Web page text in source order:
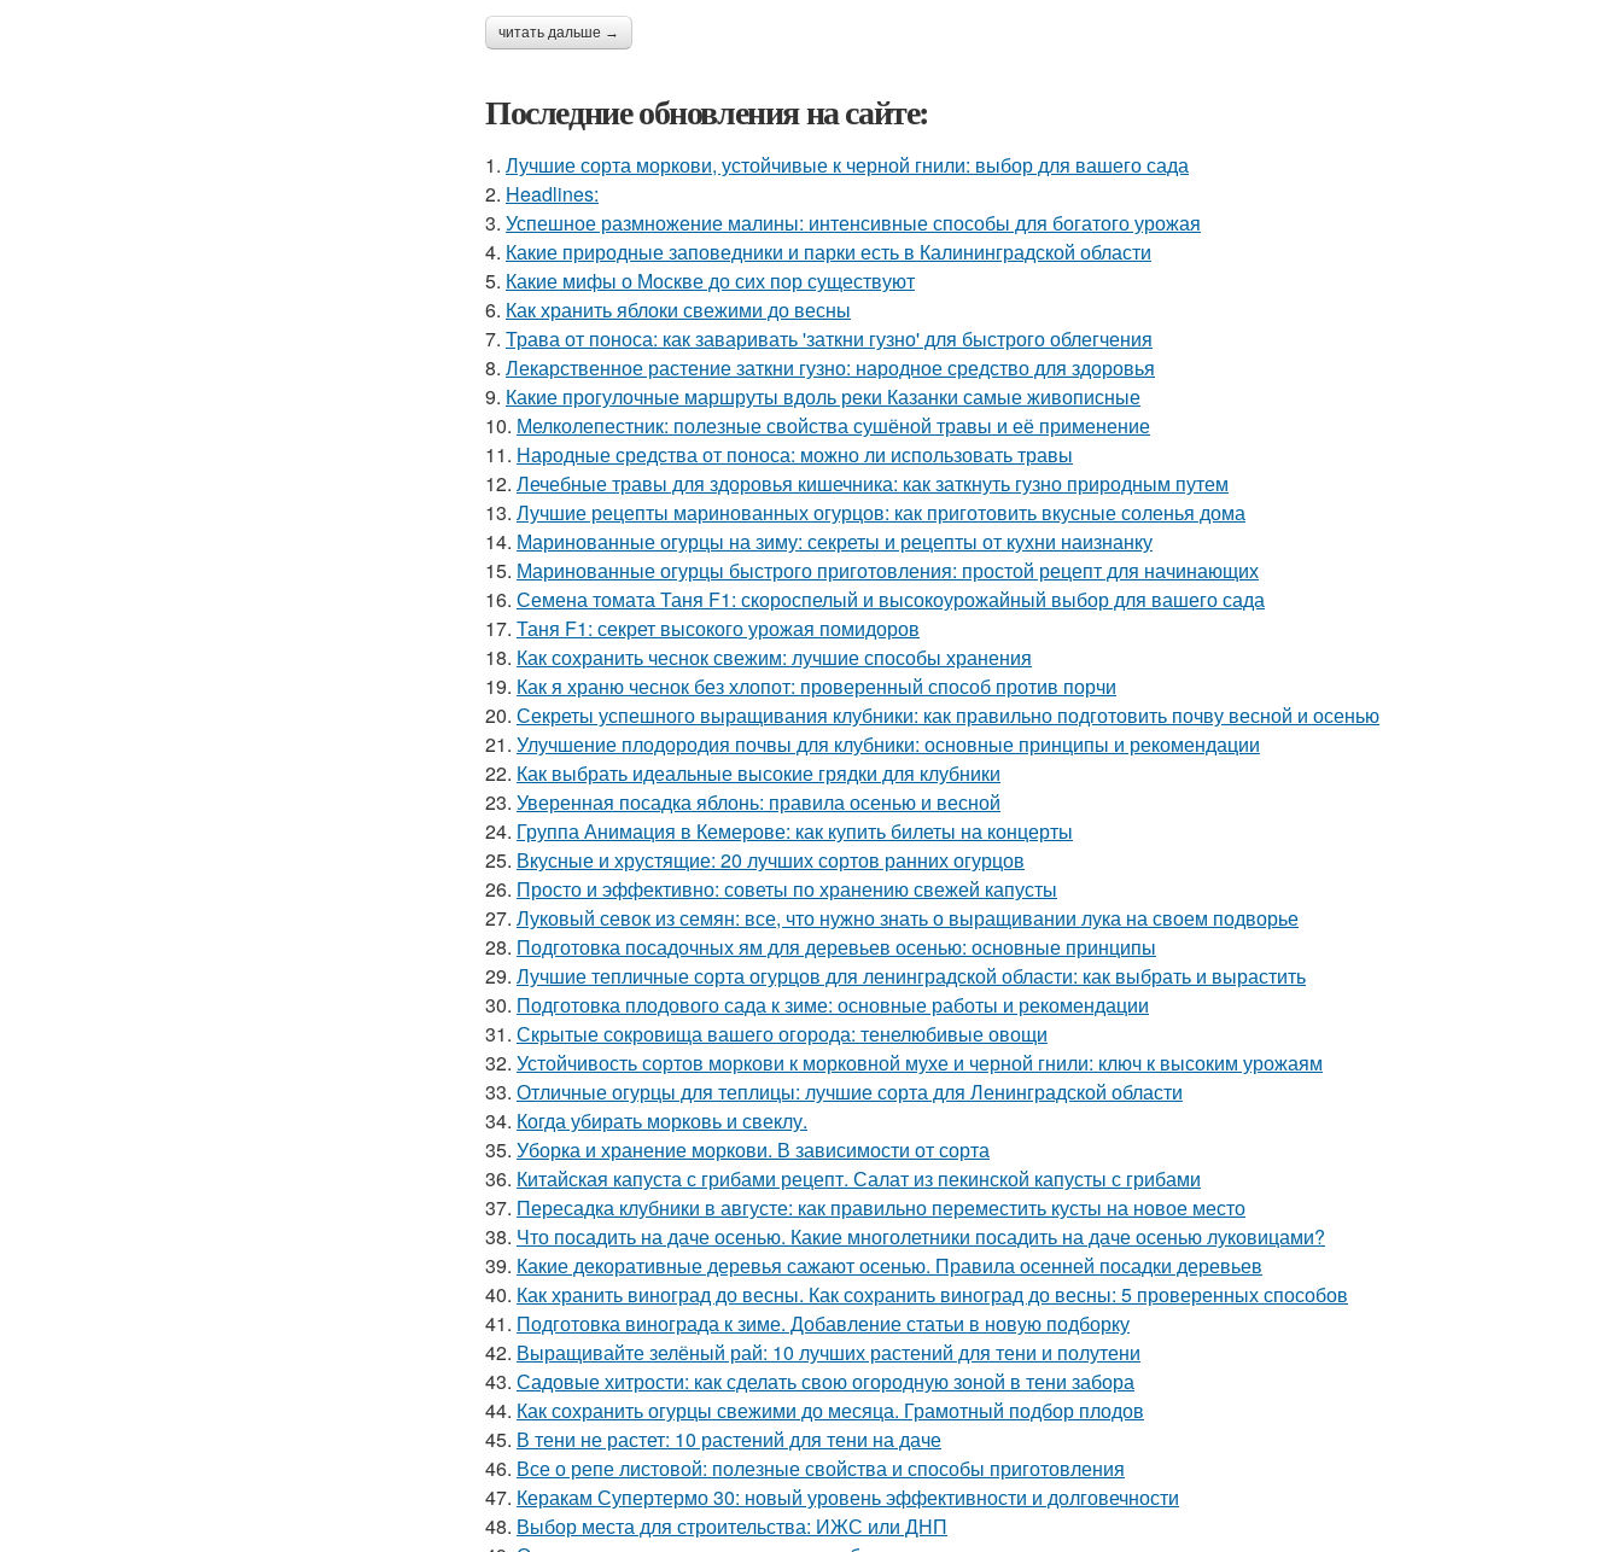
читать дальше →
Последние обновления на сайте:
1. Лучшие сорта моркови, устойчивые к черной гнили: выбор для вашего сада
2. Headlines:
3. Успешное размножение малины: интенсивные способы для богатого урожая
4. Какие природные заповедники и парки есть в Калининградской области
5. Какие мифы о Москве до сих пор существуют
6. Как хранить яблоки свежими до весны
7. Трава от поноса: как заваривать 'заткни гузно' для быстрого облегчения
8. Лекарственное растение заткни гузно: народное средство для здоровья
9. Какие прогулочные маршруты вдоль реки Казанки самые живописные
10. Мелколепестник: полезные свойства сушёной травы и её применение
11. Народные средства от поноса: можно ли использовать травы
12. Лечебные травы для здоровья кишечника: как заткнуть гузно природным путем
13. Лучшие рецепты маринованных огурцов: как приготовить вкусные соленья дома
14. Маринованные огурцы на зиму: секреты и рецепты от кухни наизнанку
15. Маринованные огурцы быстрого приготовления: простой рецепт для начинающих
16. Семена томата Таня F1: скороспелый и высокоурожайный выбор для вашего сада
17. Таня F1: секрет высокого урожая помидоров
18. Как сохранить чеснок свежим: лучшие способы хранения
19. Как я храню чеснок без хлопот: проверенный способ против порчи
20. Секреты успешного выращивания клубники: как правильно подготовить почву весной и осенью
21. Улучшение плодородия почвы для клубники: основные принципы и рекомендации
22. Как выбрать идеальные высокие грядки для клубники
23. Уверенная посадка яблонь: правила осенью и весной
24. Группа Анимация в Кемерове: как купить билеты на концерты
25. Вкусные и хрустящие: 20 лучших сортов ранних огурцов
26. Просто и эффективно: советы по хранению свежей капусты
27. Луковый севок из семян: все, что нужно знать о выращивании лука на своем подворье
28. Подготовка посадочных ям для деревьев осенью: основные принципы
29. Лучшие тепличные сорта огурцов для ленинградской области: как выбрать и вырастить
30. Подготовка плодового сада к зиме: основные работы и рекомендации
31. Скрытые сокровища вашего огорода: тенелюбивые овощи
32. Устойчивость сортов моркови к морковной мухе и черной гнили: ключ к высоким урожаям
33. Отличные огурцы для теплицы: лучшие сорта для Ленинградской области
34. Когда убирать морковь и свеклу.
35. Уборка и хранение моркови. В зависимости от сорта
36. Китайская капуста с грибами рецепт. Салат из пекинской капусты с грибами
37. Пересадка клубники в августе: как правильно переместить кусты на новое место
38. Что посадить на даче осенью. Какие многолетники посадить на даче осенью луковицами?
39. Какие декоративные деревья сажают осенью. Правила осенней посадки деревьев
40. Как хранить виноград до весны. Как сохранить виноград до весны: 5 проверенных способов
41. Подготовка винограда к зиме. Добавление статьи в новую подборку
42. Выращивайте зелёный рай: 10 лучших растений для тени и полутени
43. Садовые хитрости: как сделать свою огородную зоной в тени забора
44. Как сохранить огурцы свежими до месяца. Грамотный подбор плодов
45. В тени не растет: 10 растений для тени на даче
46. Все о репе листовой: полезные свойства и способы приготовления
47. Керакам Супертермо 30: новый уровень эффективности и долговечности
48. Выбор места для строительства: ИЖС или ДНП